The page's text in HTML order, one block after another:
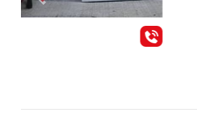
Bengoetxea autoeskola
Previous